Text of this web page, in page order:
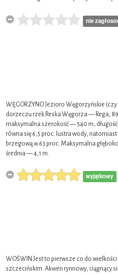
nie
WĘGORZYNO Jezioro Węgorzyńskie
dorzeczu rzek Reska Węgorza — Rega,
maksymalna szerokość — 540 m,
równa się 6,5 proc. lustra wody,
brzegową w 63 proc. Maksymalna
średnia — 4,1 m.
wyjątkowy
WOŚWIN Jest to pierwsze co do
szczecińskim. Akwen rynnowy, ciągnący